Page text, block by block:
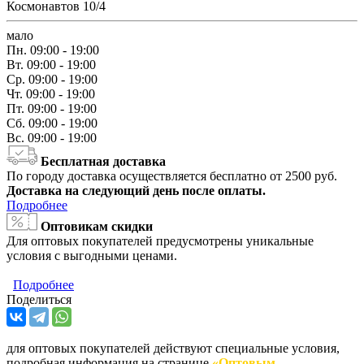
Космонавтов 10/4
мало
Пн. 09:00 - 19:00
Вт. 09:00 - 19:00
Ср. 09:00 - 19:00
Чт. 09:00 - 19:00
Пт. 09:00 - 19:00
Сб. 09:00 - 19:00
Вс. 09:00 - 19:00
Бесплатная доставка
По городу доставка осуществляется бесплатно от 2500 руб.
Доставка на следующий день после оплаты.
Подробнее
Оптовикам скидки
Для оптовых покупателей предусмотрены уникальные
условия с выгодными ценами.
Подробнее
Поделиться
для оптовых покупателей действуют специальные условия,